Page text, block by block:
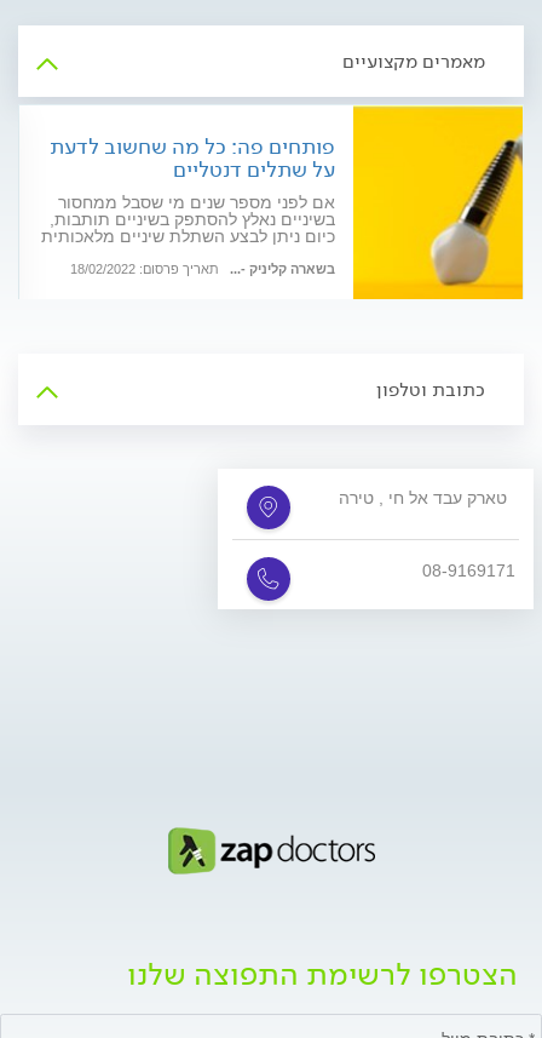
מאמרים מקצועיים
פותחים פה: כל מה שחשוב לדעת
על שתלים דנטליים
אם לפני מספר שנים מי שסבל ממחסור
בשיניים נאלץ להסתפק בשיניים תותבות,
כיום ניתן לבצע השתלת שיניים מלאכותית
חזקות ויציבות. מומחה לרפואת שיניים
בשארה קליניק -... תאריך פרסום: 18/02/2022
כתובת וטלפון
טארק עבד אל חי , טירה
08-9169171
הצטרפו לרשימת התפוצה שלנו